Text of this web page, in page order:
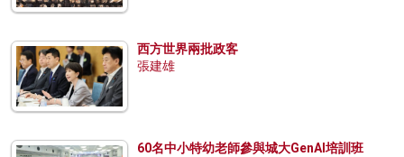
西方世界兩批政客
張建雄
60名中小特幼老師參與城大GenAI培訓班